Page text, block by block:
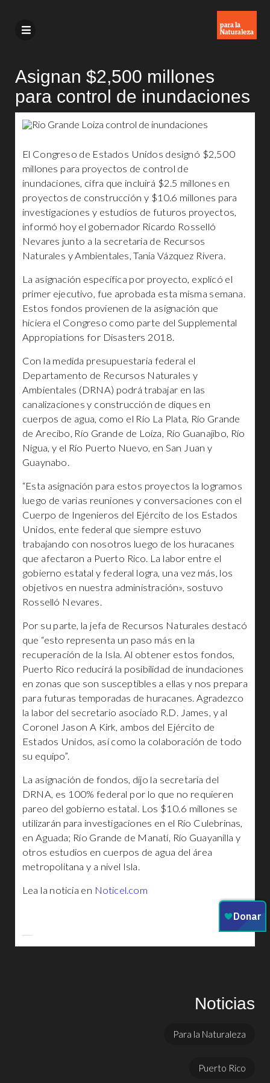
Asignan $2,500 millones
para control de inundaciones
El Congreso de Estados Unidos designó $2,500
millones para proyectos de control de
inundaciones, cifra que incluirá $2.5 millones en
proyectos de construcción y $10.6 millones para
investigaciones y estudios de futuros proyectos,
informó hoy el gobernador Ricardo Rosselló
Nevares junto a la secretaria de Recursos
Naturales y Ambientales, Tania Vázquez Rivera.
La asignación específica por proyecto, explicó el
primer ejecutivo, fue aprobada esta misma semana.
Estos fondos provienen de la asignación que
hiciera el Congreso como parte del Supplemental
Appropiations for Disasters 2018.
Con la medida presupuestaria federal el
Departamento de Recursos Naturales y
Ambientales (DRNA) podrá trabajar en las
canalizaciones y construcción de diques en
cuerpos de agua, como el Río La Plata, Río Grande
de Arecibo, Río Grande de Loíza, Río Guanajibo, Río
Nigua, y el Río Puerto Nuevo, en San Juan y
Guaynabo.
“Esta asignación para estos proyectos la logramos
luego de varias reuniones y conversaciones con el
Cuerpo de Ingenieros del Ejército de los Estados
Unidos, ente federal que siempre estuvo
trabajando con nosotros luego de los huracanes
que afectaron a Puerto Rico. La labor entre el
gobierno estatal y federal logra, una vez más, los
objetivos en nuestra administración», sostuvo
Rosselló Nevares.
Por su parte, la jefa de Recursos Naturales destacó
que “esto representa un paso más en la
recuperación de la Isla. Al obtener estos fondos,
Puerto Rico reducirá la posibilidad de inundaciones
en zonas que son susceptibles a ellas y nos prepara
para futuras temporadas de huracanes. Agradezco
la labor del secretario asociado R.D. James, y al
Coronel Jason A Kirk, ambos del Ejército de
Estados Unidos, así como la colaboración de todo
su equipo”.
La asignación de fondos, dijo la secretaria del
DRNA, es 100% federal por lo que no requieren
pareo del gobierno estatal. Los $10.6 millones se
utilizarán para investigaciones en el Río Culebrinas,
en Aguada; Río Grande de Manatí, Río Guayanilla y
otros estudios en cuerpos de agua del área
metropolitana y a nivel Isla.
Lea la noticia en Noticel.com
Noticias
Para la Naturaleza
Puerto Rico